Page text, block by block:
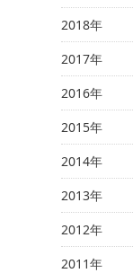
2018年
2017年
2016年
2015年
2014年
2013年
2012年
2011年